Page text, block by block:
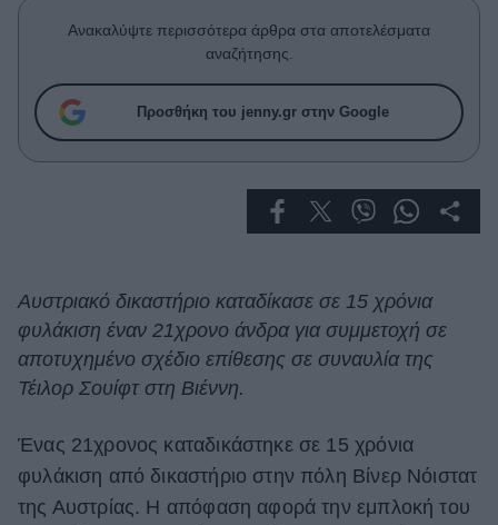
Who
True Stories
Success Stories
Ζώδια
Cooking
Green
Αφιερώματα
ΒΟΞ
Ανακαλύψτε περισσότερα άρθρα στα αποτελέσματα
αναζήτησης.
Προσθήκη του jenny.gr στην Google
Αυστριακό δικαστήριο καταδίκασε σε 15 χρόνια
φυλάκιση έναν 21χρονο άνδρα για συμμετοχή σε
αποτυχημένο σχέδιο επίθεσης σε συναυλία της
Τέιλορ Σουίφτ στη Βιέννη.
Ένας 21χρονος καταδικάστηκε σε 15 χρόνια
φυλάκιση από δικαστήριο στην πόλη Βίνερ Νόιστατ
της Αυστρίας. Η απόφαση αφορά την εμπλοκή του